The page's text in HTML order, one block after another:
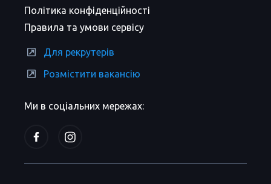
Ми в соціальних мережах:
Політика конфіденційності
Правила та умови сервісу
Для рекрутерів
Розмістити вакансію